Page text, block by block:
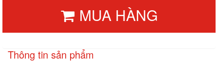
MUA HÀNG
Thông tin sản phẩm